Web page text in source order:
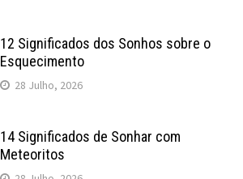
12 Significados dos Sonhos sobre o
Esquecimento
28 Julho, 2026
14 Significados de Sonhar com
Meteoritos